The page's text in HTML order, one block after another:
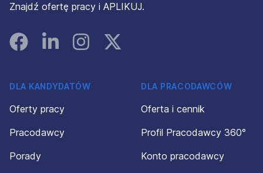
Znajdź ofertę pracy i APLIKUJ.
FacebookLinked InInstagramInstagram
DLA KANDYDATÓW
Oferty pracy
Pracodawcy
Porady
DLA PRACODAWCÓW
Oferta i cennik
Profil Pracodawcy 360°
Konto pracodawcy